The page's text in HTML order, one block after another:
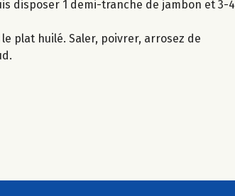
disposer 1 demi-tranche de jambon et 3-4
plat huilé. Saler, poivrer, arrosez de